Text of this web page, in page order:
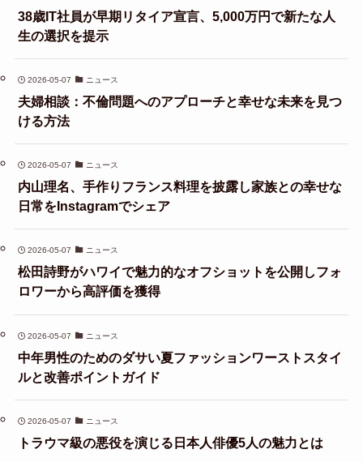
38歳IT社員が早期リタイア宣言、5,000万円で新たな人
生の選択を提示
2026-05-07 ニュース
夫婦相談：不倫問題へのアプローチと幸せな未来を見つ
ける方法
2026-05-07 ニュース
内山理名、手作りフランス料理を披露し家族との幸せな
日常をInstagramでシェア
2026-05-07 ニュース
松田詩野がハワイで魅力的なオフショットを公開しフォ
ロワーから高評価を獲得
2026-05-07 ニュース
中年男性のためのダサい夏ファッションワーストスタイ
ルと改善ポイントガイド
2026-05-07 ニュース
トラウマ級の悪役を演じる日本人俳優5人の魅力とは